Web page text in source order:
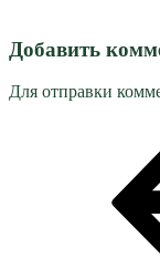
Добавить
Для отправки